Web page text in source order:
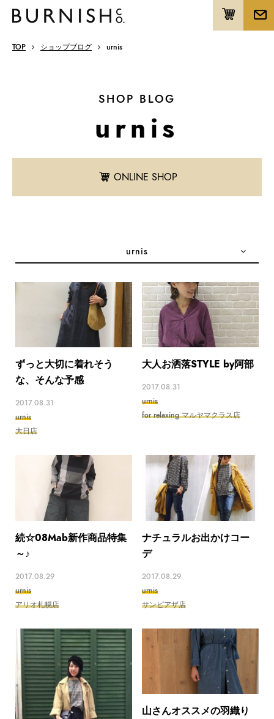
TOP ショップブログ urnis
SHOP BLOG
urnis
ONLINE SHOP
urnis
ずっと大切に着れそう
な、そんな予感
2017.08.31
urnis
大日店
大人お洒落STYLE by阿部
2017.08.31
urnis
for relaxing マルヤマクラス店
続☆08Mab新作商品特集
～♪
2017.08.29
urnis
アリオ札幌店
ナチュラルお出かけコー
デ
2017.08.29
urnis
サンピアザ店
山さんオススメの羽織り